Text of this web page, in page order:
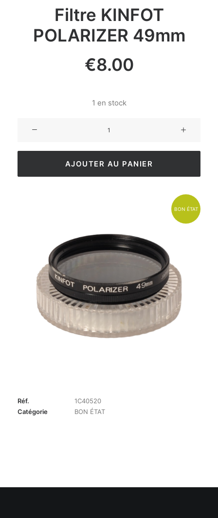
Filtre KINFOT
POLARIZER 49mm
€8.00
1 en stock
AJOUTER AU PANIER
BON ÉTAT
Réf.
1C40520
Catégorie
BON ÉTAT